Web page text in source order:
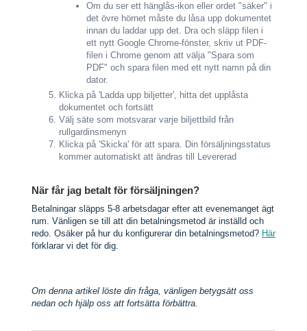
Om du ser ett hänglås-ikon eller ordet "säker" i
det övre hörnet måste du låsa upp dokumentet
innan du laddar upp det. Dra och släpp filen i
ett nytt Google Chrome-fönster, skriv ut PDF-
filen i Chrome genom att välja "Spara som
PDF" och spara filen med ett nytt namn på din
dator.
Klicka på 'Ladda upp biljetter', hitta det upplåsta
dokumentet och fortsätt
Välj säte som motsvarar varje biljettbild från
rullgardinsmenyn
Klicka på 'Skicka' för att spara. Din försäljningsstatus
kommer automatiskt att ändras till Levererad
När får jag betalt för försäljningen?
Betalningar släpps 5-8 arbetsdagar efter att evenemanget ägt
rum. Vänligen se till att din betalningsmetod är inställd och
redo. Osäker på hur du konfigurerar din betalningsmetod? Här
förklarar vi det för dig.
Om denna artikel löste din fråga, vänligen betygsätt oss
nedan och hjälp oss att fortsätta förbättra.